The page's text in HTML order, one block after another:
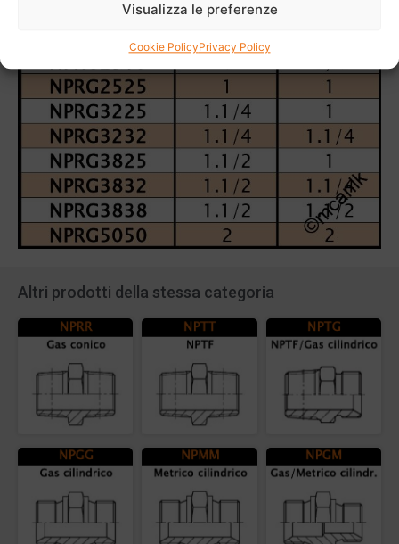
Visualizza le preferenze
Cookie PolicyPrivacy Policy
Altri prodotti della stessa categoria